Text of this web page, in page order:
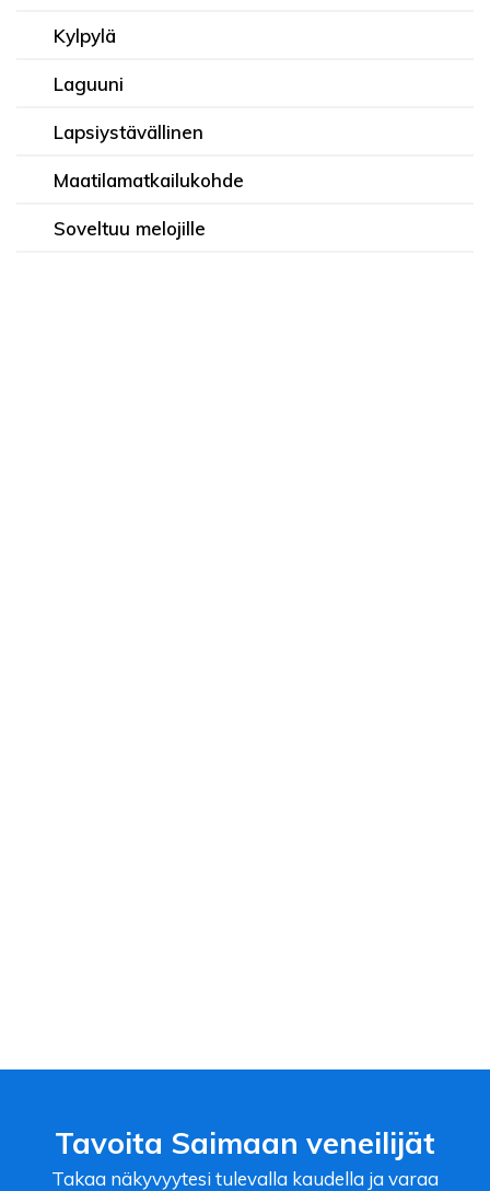
Kylpylä
Laguuni
Lapsiystävällinen
Maatilamatkailukohde
Soveltuu melojille
Tavoita Saimaan veneilijät
Takaa näkyvyytesi tulevalla kaudella ja varaa